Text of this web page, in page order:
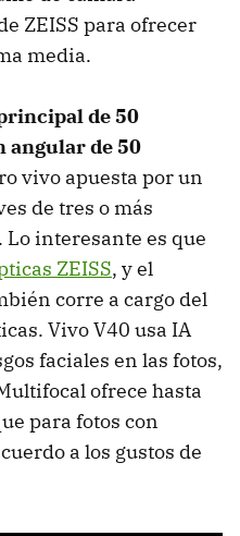
ZEISS para ofrecer
media.
de 50
angular de 50
vivo apuesta por un
de tres o más
Lo interesante es que
ZEISS, y el
corre a cargo del
Vivo V40 usa IA
faciales en las fotos,
ofrece hasta
para fotos con
a los gustos de